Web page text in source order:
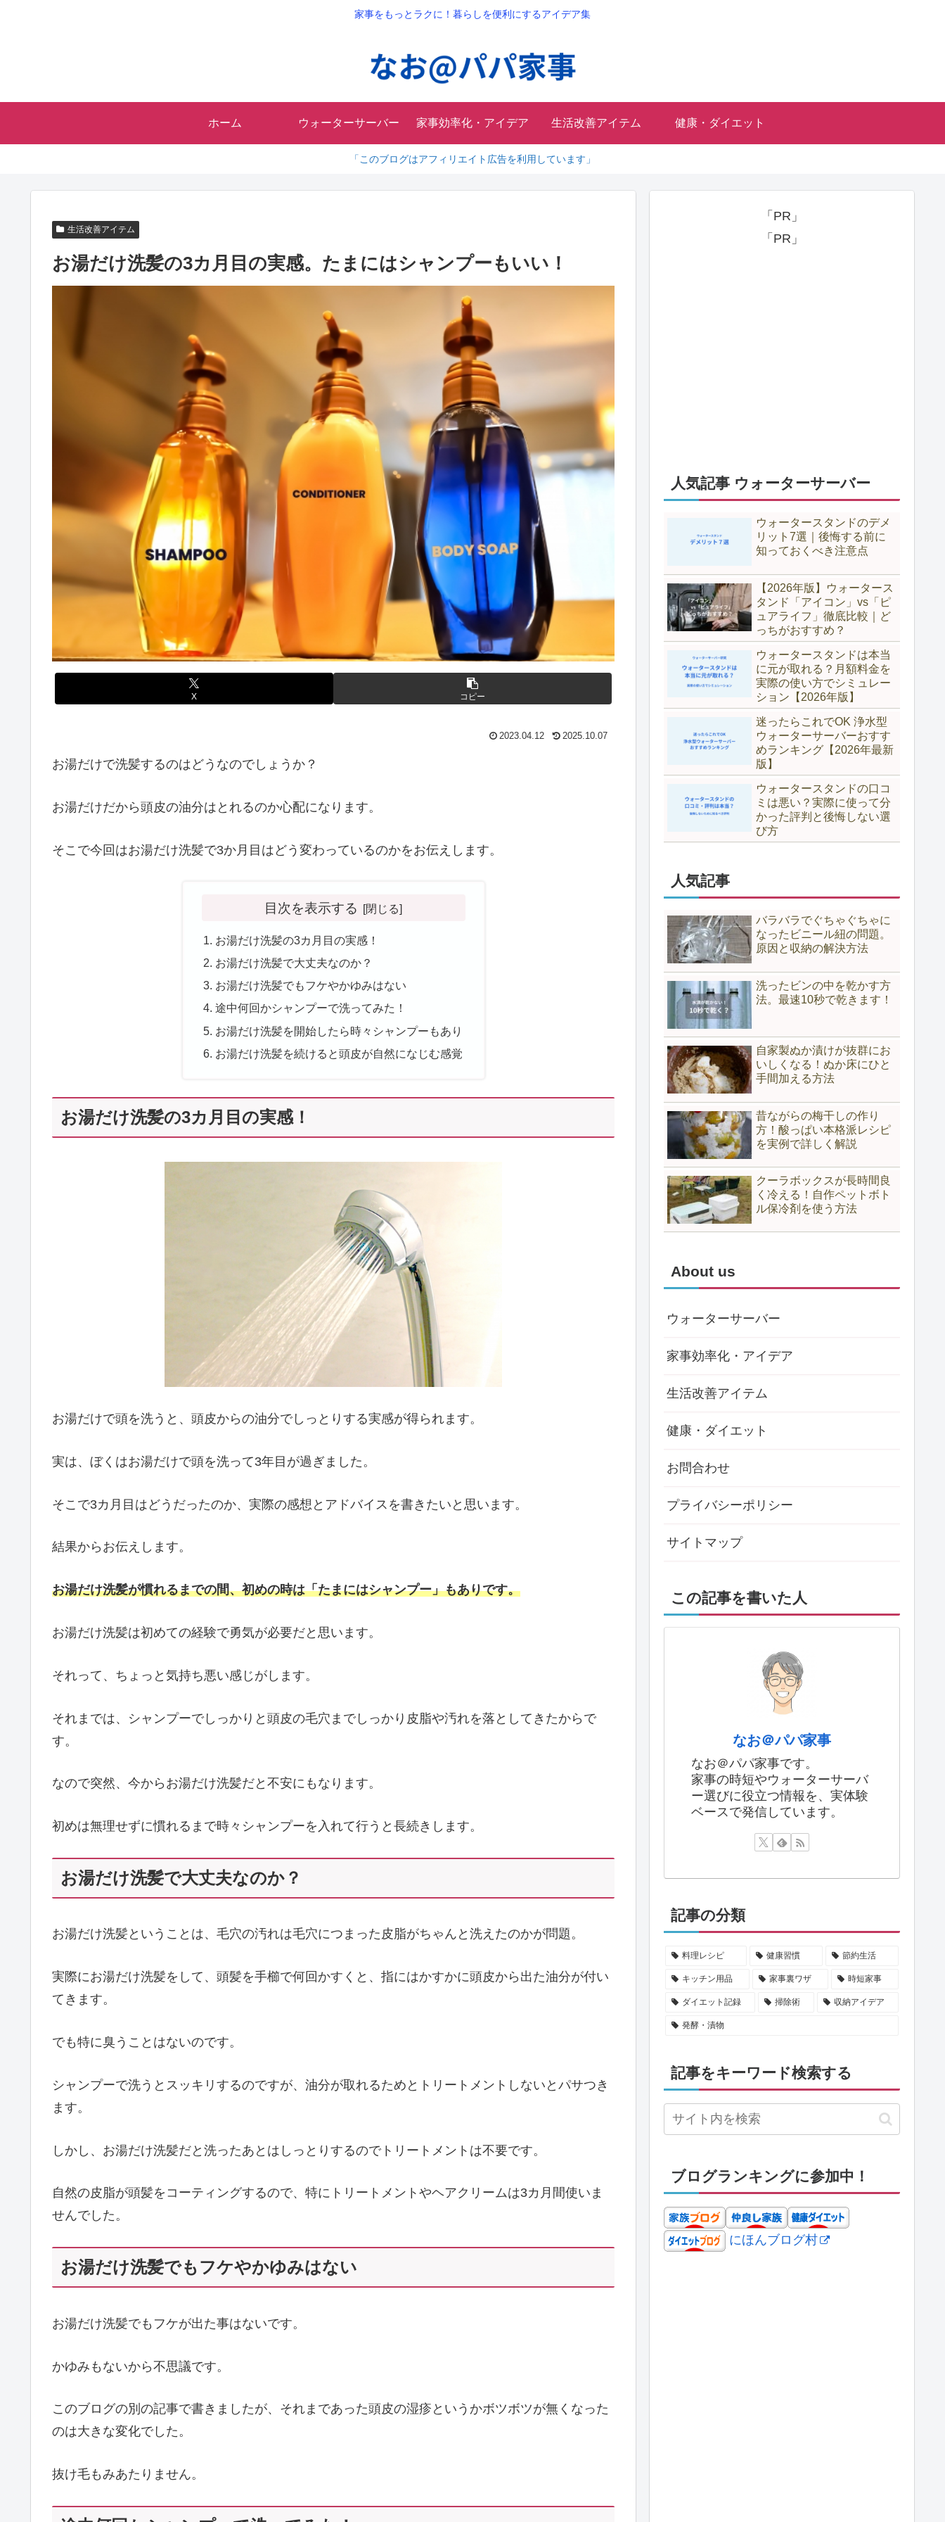
家事をもっとラクに！暮らしを便利にするアイデア集
ホーム ウォーターサーバー 家事効率化・アイデア 生活改善アイテム 健康・ダイエット
「このブログはアフィリエイト広告を利用しています」
生活改善アイテム
お湯だけ洗髪の3カ月目の実感。たまにはシャンプーもいい！
X コピー
2023.04.12 2025.10.07
お湯だけで洗髪するのはどうなのでしょうか？
お湯だけだから頭皮の油分はとれるのか心配になります。
そこで今回はお湯だけ洗髪で3か月目はどう変わっているのかをお伝えします。
目次を表示する
お湯だけ洗髪の3カ月目の実感！
お湯だけ洗髪で大丈夫なのか？
お湯だけ洗髪でもフケやかゆみはない
途中何回かシャンプーで洗ってみた！
お湯だけ洗髪を開始したら時々シャンプーもあり
お湯だけ洗髪を続けると頭皮が自然になじむ感覚
お湯だけ洗髪の3カ月目の実感！
お湯だけで頭を洗うと、頭皮からの油分でしっとりする実感が得られます。
実は、ぼくはお湯だけで頭を洗って3年目が過ぎました。
そこで3カ月目はどうだったのか、実際の感想とアドバイスを書きたいと思います。
結果からお伝えします。
お湯だけ洗髪が慣れるまでの間、初めの時は「たまにはシャンプー」もありです。
お湯だけ洗髪は初めての経験で勇気が必要だと思います。
それって、ちょっと気持ち悪い感じがします。
それまでは、シャンプーでしっかりと頭皮の毛穴までしっかり皮脂や汚れを落としてきたからで
す。
なので突然、今からお湯だけ洗髪だと不安にもなります。
初めは無理せずに慣れるまで時々シャンプーを入れて行うと長続きします。
お湯だけ洗髪で大丈夫なのか？
お湯だけ洗髪ということは、毛穴の汚れは毛穴につまった皮脂がちゃんと洗えたのかが問題。
実際にお湯だけ洗髪をして、頭髪を手櫛で何回かすくと、指にはかすかに頭皮から出た油分が付い
てきます。
でも特に臭うことはないのです。
シャンプーで洗うとスッキリするのですが、油分が取れるためとトリートメントしないとパサつき
ます。
しかし、お湯だけ洗髪だと洗ったあとはしっとりするのでトリートメントは不要です。
自然の皮脂が頭髪をコーティングするので、特にトリートメントやヘアクリームは3カ月間使いま
せんでした。
お湯だけ洗髪でもフケやかゆみはない
お湯だけ洗髪でもフケが出た事はないです。
かゆみもないから不思議です。
このブログの別の記事で書きましたが、それまであった頭皮の湿疹というかボツボツが無くなった
のは大きな変化でした。
抜け毛もみあたりません。
「PR」
「PR」
人気記事 ウォーターサーバー
ウォータースタンドのデメ
リット7選｜後悔する前に
知っておくべき注意点
【2026年版】ウォータース
タンド「アイコン」vs「ピ
ュアライフ」徹底比較｜ど
っちがおすすめ？
ウォータースタンドは本当
に元が取れる？月額料金を
実際の使い方でシミュレー
ション【2026年版】
迷ったらこれでOK 浄水型
ウォーターサーバーおすす
めランキング【2026年最新
版】
ウォータースタンドの口コ
ミは悪い？実際に使って分
かった評判と後悔しない選
び方
人気記事
バラバラでぐちゃぐちゃに
なったビニール紐の問題。
原因と収納の解決方法
洗ったビンの中を乾かす方
法。最速10秒で乾きます！
自家製ぬか漬けが抜群にお
いしくなる！ぬか床にひと
手間加える方法
昔ながらの梅干しの作り
方！酸っぱい本格派レシピ
を実例で詳しく解説
クーラボックスが長時間良
く冷える！自作ペットボト
ル保冷剤を使う方法
About us
ウォーターサーバー
家事効率化・アイデア
生活改善アイテム
健康・ダイエット
お問合わせ
プライバシーポリシー
サイトマップ
この記事を書いた人
なお＠パパ家事
なお＠パパ家事です。
家事の時短やウォーターサーバ
ー選びに役立つ情報を、実体験
ベースで発信しています。
記事の分類
料理レシピ 健康習慣 節約生活
キッチン用品 家事裏ワザ 時短家事
ダイエット記録 掃除術 収納アイデア
発酵・漬物
記事をキーワード検索する
ブログランキングに参加中！
にほんブログ村